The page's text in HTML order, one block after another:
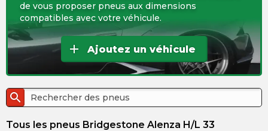
de vous proposer pneus aux dimensions
compatibles avec votre véhicule.
add Ajoutez un véhicule
search
Tous les pneus Bridgestone Alenza H/L 33